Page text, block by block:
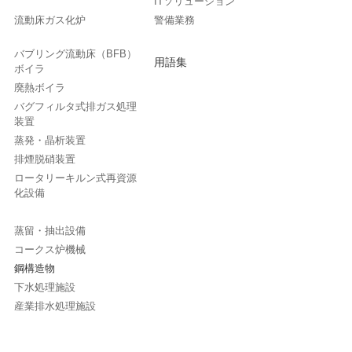
流動床ガス化炉
バブリング流動床（BFB）
ボイラ
廃熱ボイラ
バグフィルタ式排ガス処理
装置
蒸発・晶析装置
排煙脱硝装置
ロータリーキルン式再資源
化設備
蒸留・抽出設備
コークス炉機械
鋼構造物
下水処理施設
産業排水処理施設
警備業務
用語集